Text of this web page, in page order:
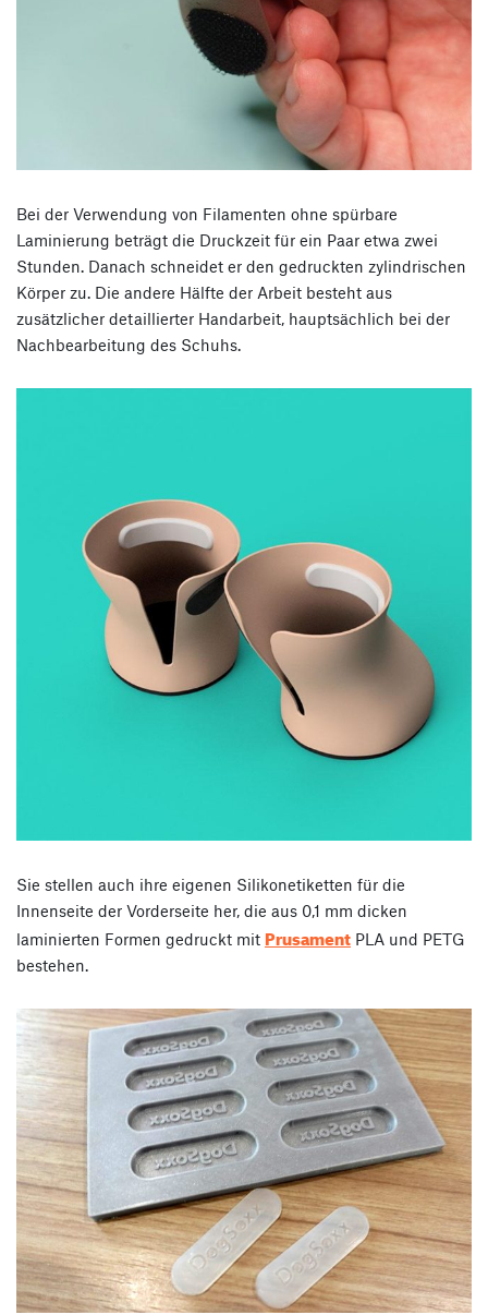
Bei der Verwendung von Filamenten ohne spürbare
Laminierung beträgt die Druckzeit für ein Paar etwa zwei
Stunden. Danach schneidet er den gedruckten zylindrischen
Körper zu. Die andere Hälfte der Arbeit besteht aus
zusätzlicher detaillierter Handarbeit, hauptsächlich bei der
Nachbearbeitung des Schuhs.
Sie stellen auch ihre eigenen Silikonetiketten für die
Innenseite der Vorderseite her, die aus 0,1 mm dicken
laminierten Formen gedruckt mit Prusament PLA und PETG
bestehen.